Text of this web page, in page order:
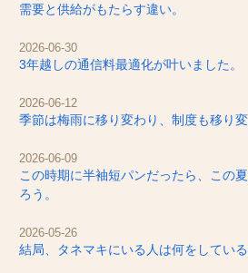
需要と供給がもたらす違い。
2026-06-30
3年越しの通信料最適化が叶いました。
2026-06-12
季節は梅雨に移り変わり、制度も移り変
2026-06-09
この時期に半袖短パンだったら、この
ろう。
2026-05-26
結局、タネマキにいる人は何をしている